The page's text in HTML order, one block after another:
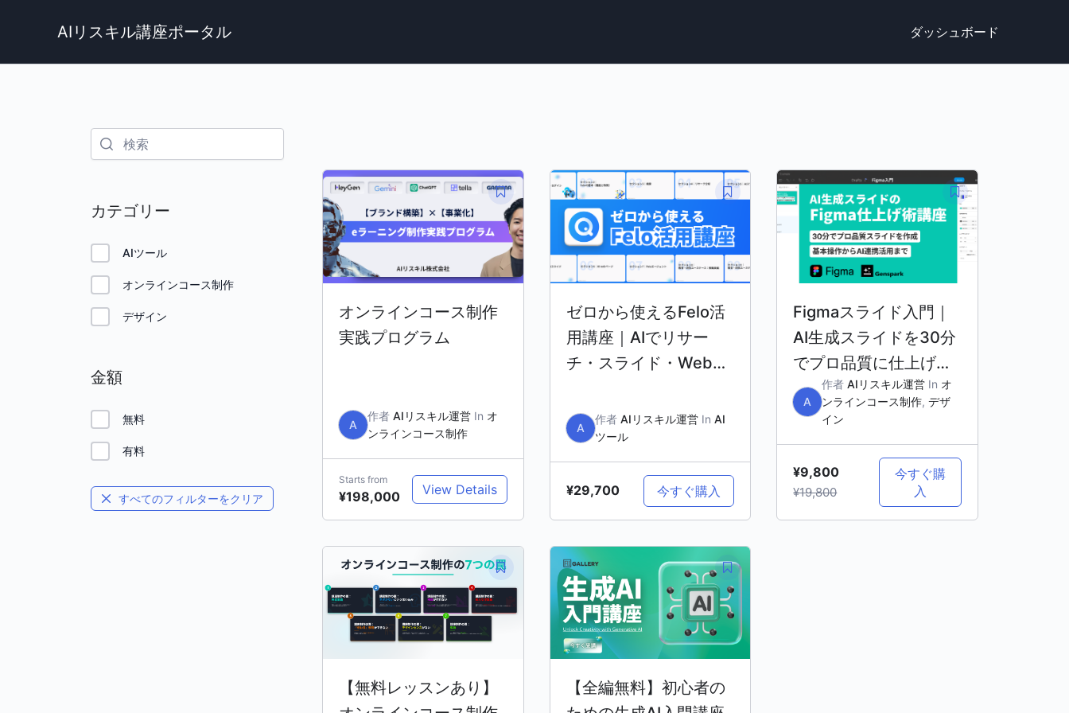
AIリスキル講座ポータル ダッシュボード
カテゴリー
AIツール
オンラインコース制作
デザイン
金額
無料
有料
すべてのフィルターをクリア
オンラインコース制作
実践プログラム
A
作者 AIリスキル運営 In オ
ンラインコース制作
Starts from
¥198,000 View Details
ゼロから使えるFelo活
用講座｜AIでリサー
チ・スライド・Webを
A
作者 AIリスキル運営In AI
ツール
¥29,700 今すぐ購入
Figmaスライド入門｜
AI生成スライドを30分
でプロ品質に仕上げる
実践講座
A
作者AIリスキル運営 In オ
ンラインコース制作,デザ
イン
¥9,800
¥19,800
今すぐ購
入
【無料レッスンあり】
【全編無料】初心者の